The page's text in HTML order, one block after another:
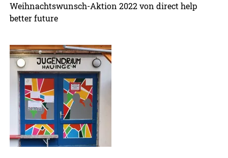
Weihnachtswunsch-Aktion 2022 von direct help
better future